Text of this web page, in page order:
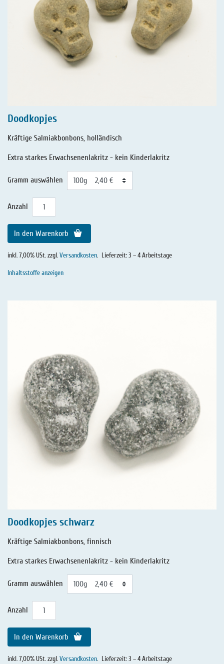
Doodkopjes
Kräftige Salmiakbonbons, holländisch
Extra starkes Erwachsenenlakritz - kein Kinderlakritz
Gramm auswählen
Anzahl
In den Warenkorb
inkl. 7,00% USt. zzgl.Versandkosten. Lieferzeit: 3 – 4 Arbeitstage
Inhaltsstoffe anzeigen
Doodkopjes schwarz
Kräftige Salmiakbonbons, finnisch
Extra starkes Erwachsenenlakritz - kein Kinderlakritz
Gramm auswählen
Anzahl
In den Warenkorb
inkl. 7,00% USt. zzgl.Versandkosten. Lieferzeit: 3 – 4 Arbeitstage